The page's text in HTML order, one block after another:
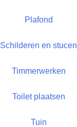
Plafond
Schilderen en stucen
Timmerwerken
Toilet plaatsen
Tuin